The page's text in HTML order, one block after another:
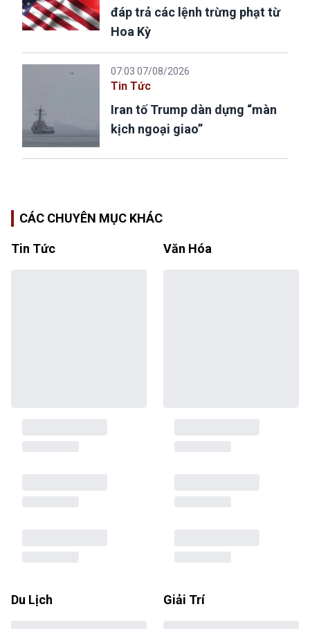
đáp trả các lệnh trừng phạt từ
Hoa Kỳ
07:03 07/08/2026
Tin Tức
Iran tố Trump dàn dựng “màn
kịch ngoại giao”
CÁC CHUYÊN MỤC KHÁC
Tin Tức Văn Hóa
Du Lịch Giải Trí